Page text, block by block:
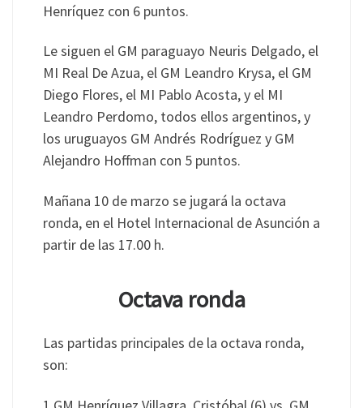
Henríquez con 6 puntos.
Le siguen el GM paraguayo Neuris Delgado, el
MI Real De Azua, el GM Leandro Krysa, el GM
Diego Flores, el MI Pablo Acosta, y el MI
Leandro Perdomo, todos ellos argentinos, y
los uruguayos GM Andrés Rodríguez y GM
Alejandro Hoffman con 5 puntos.
Mañana 10 de marzo se jugará la octava
ronda, en el Hotel Internacional de Asunción a
partir de las 17.00 h.
Octava ronda
Las partidas principales de la octava ronda,
son: